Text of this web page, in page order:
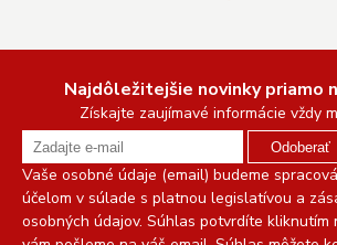
Najdôležitejšie novinky priamo
Získajte zaujímavé informácie vždy
Odoberať
Vaše osobné údaje (email) budeme
účelom v súlade s platnou legislatívou a
osobných údajov. Súhlas potvrdíte kliknutím